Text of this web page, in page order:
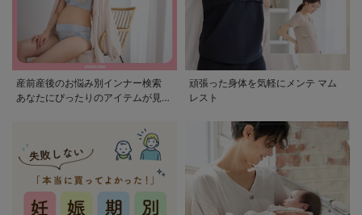
産前産後のお悩み別インナー検索
あなたにぴったりのアイテムが見つ
頑張った身体を気軽にメンテ マム
レスト